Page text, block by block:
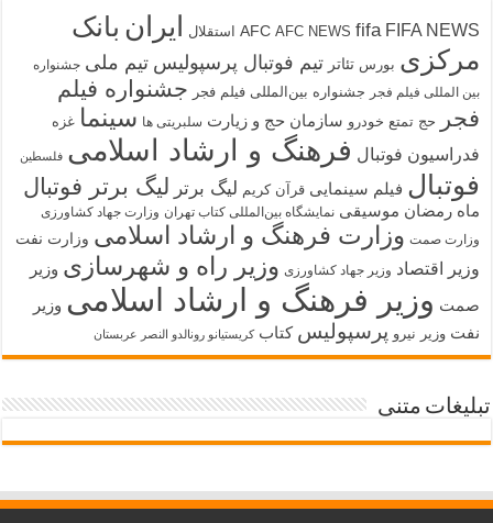
AFC AFC NEWS fifa FIFA NEWS استقلال ایران بانک
مرکزی بورس تئاتر تیم فوتبال پرسپولیس تیم ملی جشنواره
بین المللی فیلم فجر جشنواره بین‌المللی فیلم فجر جشنواره فیلم
فجر
حج تمتع خودرو سازمان حج و زیارت سلبریتی ها سینما غزه
فدراسیون فوتبال فرهنگ و ارشاد اسلامی فلسطین
فوتبال فیلم سینمایی قرآن کریم لیگ برتر لیگ برتر فوتبال
ماه رمضان موسیقی نمایشگاه بین‌المللی کتاب تهران وزارت جهاد کشاورزی
وزارت صمت وزارت فرهنگ و ارشاد اسلامی وزارت نفت
وزیر اقتصاد وزیر جهاد کشاورزی وزیر راه و شهرسازی وزیر
صمت وزیر فرهنگ و ارشاد اسلامی وزیر
نفت وزیر نیرو پرسپولیس کتاب کریستیانو رونالدو النصر عربستان
تبلیغات متنی